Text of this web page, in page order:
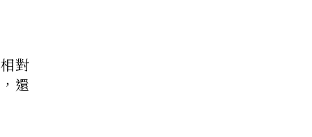
對
還